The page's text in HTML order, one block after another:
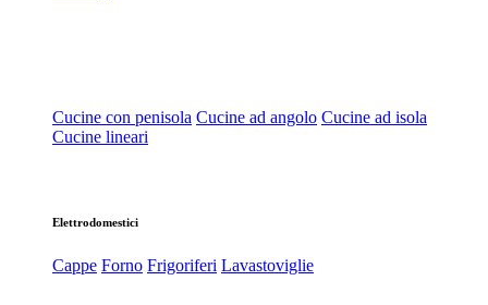
Cucine con penisola Cucine ad angolo Cucine ad isola
Cucine lineari
Elettrodomestici
Cappe Forno Frigoriferi Lavastoviglie